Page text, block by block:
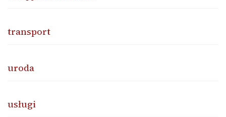
transport
uroda
usługi